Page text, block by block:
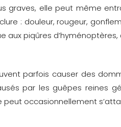
graves, elle peut même
: douleur, rougeur,
aux piqûres
parfois causer des
par les guêpes reines
occasionnellement